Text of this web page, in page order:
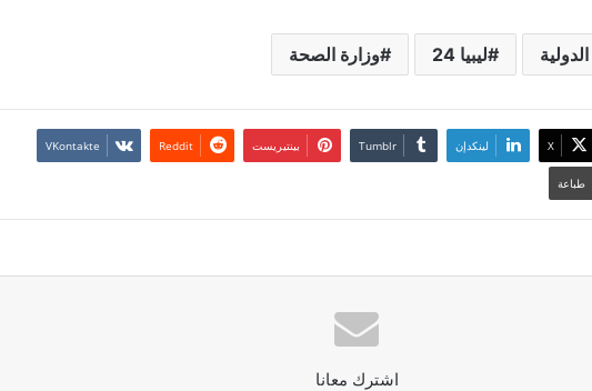
ليبيا 24 وزارة الصحة
‫X لينكدإن بينتيريست
طباعة
اشترك معانا